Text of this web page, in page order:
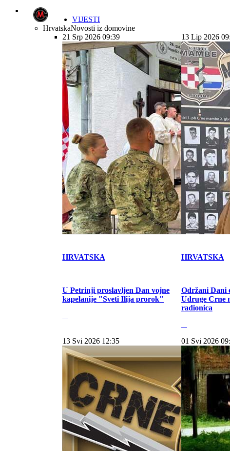
VIJESTI
HrvatskaNovosti iz domovine
21 Srp 2026 09:39
HRVATSKA
U Petrinji proslavljen Dan vojne
kapelanije "Sveti Ilija prorok"
13 Lip 2026
HRVATSKA
Održani Dani
Udruge Crne
radionica
13 Svi 2026 12:35 01 Svi 2026